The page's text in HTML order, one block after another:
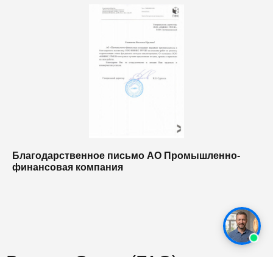
Благодарственное письмо АО Промышленно-
финансовая компания